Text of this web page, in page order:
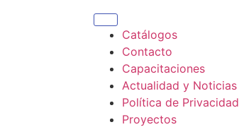
Catálogos
Contacto
Capacitaciones
Actualidad y Noticias
Política de Privacidad
Proyectos